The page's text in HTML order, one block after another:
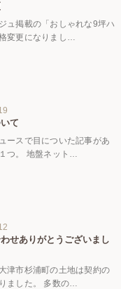
ュ掲載の「おしゃれな9坪ハ
変更になりまし…
て
ースで目についた記事があ
つ。 地盤ネット…
せありがとうございまし
津市杉浦町の土地は契約の
ました。 多数の…